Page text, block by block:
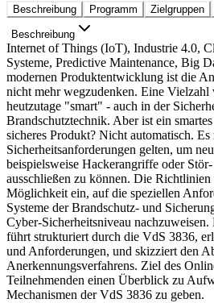
Beschreibung Programm Zielgruppen
Beschreibung
Internet of Things (IoT), Industrie 4.0,
Systeme, Predictive Maintenance, Big
modernen Produktentwicklung ist die
nicht mehr wegzudenken. Eine Vielzahl
heutzutage "smart" - auch in der
Brandschutztechnik. Aber ist ein
sicheres Produkt? Nicht automatisch. Es
Sicherheitsanforderungen gelten, um
beispielsweise Hackerangriffe oder
ausschließen zu können. Die
Möglichkeit ein, auf die speziellen
Systeme der Brandschutz- und
Cyber-Sicherheitsniveau
führt strukturiert durch die VdS 3836,
und Anforderungen, und skizziert den
Anerkennungsverfahrens. Ziel des
Teilnehmenden einen Überblick zu
Mechanismen der VdS 3836 zu geben.